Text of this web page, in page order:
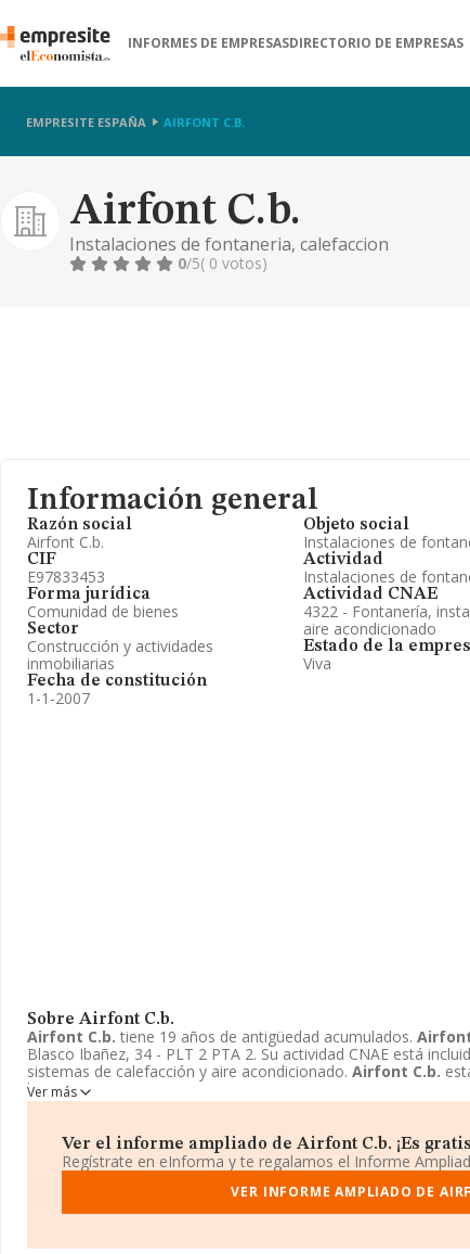
INFORMES DE EMPRESASDIRECTORIO DE EMPRESAS
EMPRESITE ESPAÑA AIRFONT C.B.
Airfont C.b.
Instalaciones de fontaneria, calefaccion
0/5( 0 votos)
Información general
Razón social
Airfont C.b.
CIF
E97833453
Forma jurídica
Comunidad de bienes
Sector
Construcción y actividades
inmobiliarias
Fecha de constitución
1-1-2007
Objeto social
Instalaciones de
Actividad
Instalaciones de
Actividad CNAE
4322 - Fontanería,
aire acondicionado
Estado de la
Viva
Sobre Airfont C.b.
Airfont C.b. tiene 19 años de antigüedad acumulados.
Blasco Ibañez, 34 - PLT 2 PTA 2. Su actividad CNAE está
sistemas de calefacción y aire acondicionado. Airfont C.b.
bienes.
Ver más
Ver el informe ampliado de Airfont C.b. ¡Es
Regístrate en eInforma y te regalamos el Informe
VER INFORME AMPLIADO DE